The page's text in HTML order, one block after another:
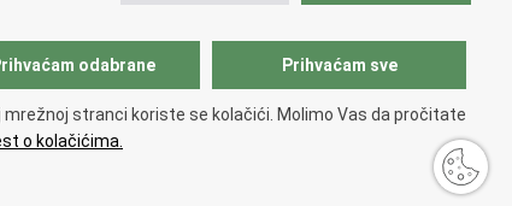
nacionalne manjine
sud za ljudska prava
konvencija za zaštitu nacionalnih manjina
RH pred Eur.sudom za ljudska prava
odabrane Prihvaćam sve
mrežnoj stranci koriste se kolačići. Molimo Vas da pročitate
o kolačićima.